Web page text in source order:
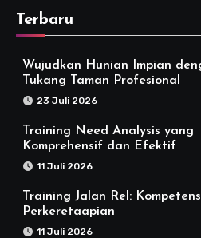
Terbaru
Wujudkan Hunian Impian
Tukang Taman Profesional
23 Juli 2026
Training Need Analysis yang
Komprehensif dan Efektif
11 Juli 2026
Training Jalan Rel:
Perkeretaapian
11 Juli 2026